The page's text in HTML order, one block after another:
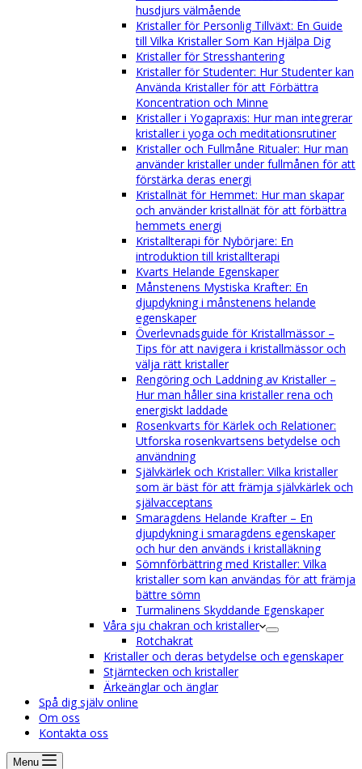
husdjurs välmående
Kristaller för Personlig Tillväxt: En Guide
till Vilka Kristaller Som Kan Hjälpa Dig
Kristaller för Stresshantering
Kristaller för Studenter: Hur Studenter kan
Använda Kristaller för att Förbättra
Koncentration och Minne
Kristaller i Yogapraxis: Hur man integrerar
kristaller i yoga och meditationsrutiner
Kristaller och Fullmåne Ritualer: Hur man
använder kristaller under fullmånen för att
förstärka deras energi
Kristallnät för Hemmet: Hur man skapar
och använder kristallnät för att förbättra
hemmets energi
Kristallterapi för Nybörjare: En
introduktion till kristallterapi
Kvarts Helande Egenskaper
Månstenens Mystiska Krafter: En
djupdykning i månstenens helande
egenskaper
Överlevnadsguide för Kristallmässor –
Tips för att navigera i kristallmässor och
välja rätt kristaller
Rengöring och Laddning av Kristaller –
Hur man håller sina kristaller rena och
energiskt laddade
Rosenkvarts för Kärlek och Relationer:
Utforska rosenkvartsens betydelse och
användning
Självkärlek och Kristaller: Vilka kristaller
som är bäst för att främja självkärlek och
självacceptans
Smaragdens Helande Krafter – En
djupdykning i smaragdens egenskaper
och hur den används i kristalläkning
Sömnförbättring med Kristaller: Vilka
kristaller som kan användas för att främja
bättre sömn
Turmalinens Skyddande Egenskaper
Våra sju chakran och kristaller
Rotchakrat
Kristaller och deras betydelse och egenskaper
Stjärntecken och kristaller
Ärkeänglar och änglar
Spå dig själv online
Om oss
Kontakta oss
Menu